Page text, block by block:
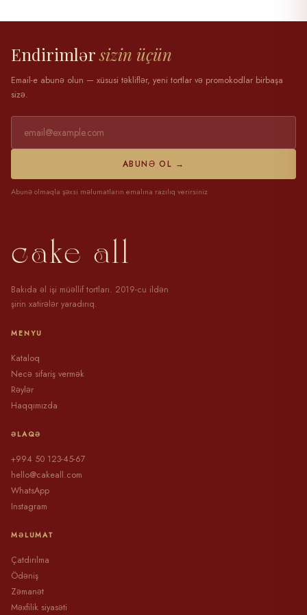
Endirimlərsizin üçün
Email-e abunə olun — xüsusi təkliflər, yeni tortlar və promokodlar birbaşa
sizə.
ABUNƏ OL →
Abunə olmaqla şəxsi məlumatların emalına razılıq verirsiniz
cake all
Bakıda əl işi müəllif tortları. 2019-cu ildən
şirin xatirələr yaradırıq.
MENYU
Kataloq
Necə sifariş vermək
Rəylər
Haqqımızda
ƏLAQƏ
+994 50 123-45-67
hello@cakeall.com
WhatsApp
Instagram
MƏLUMAT
Çatdırılma
Ödəniş
Zəmanət
Məxfilik siyasəti